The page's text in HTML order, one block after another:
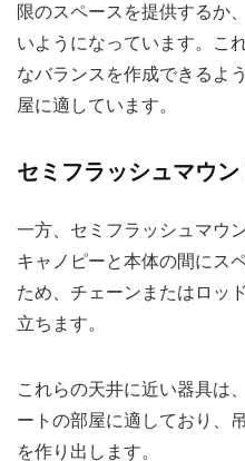
限のスペースを提供するか
いようになっています。こ
なバランスを作成できるよ
屋に適しています。
セミフラッシュマウ
一方、セミフラッシュマウ
キャノピーと本体の間にス
ため、チェーンまたはロッ
立ちます。
これらの天井に近い器具は
ートの部屋に適しており、
を作り出します。